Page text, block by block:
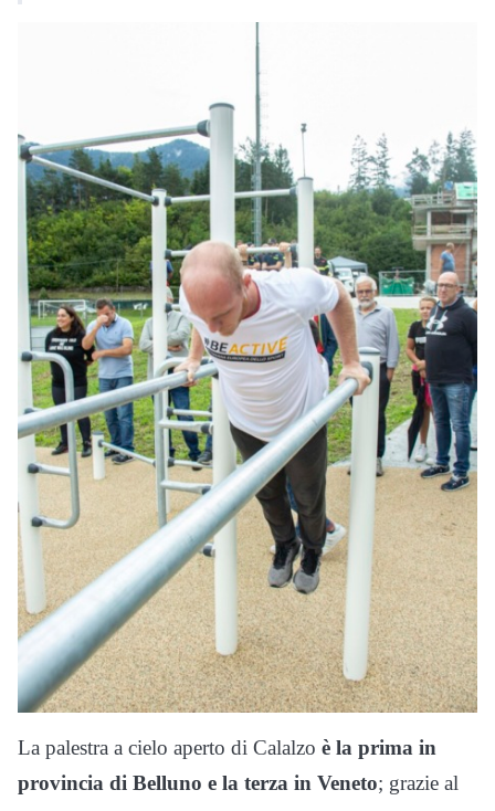
La palestra a cielo aperto di Calalzo è la prima in
provincia di Belluno e la terza in Veneto; grazie al